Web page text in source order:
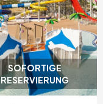
SOFORTIGE
RESERVIERUNG